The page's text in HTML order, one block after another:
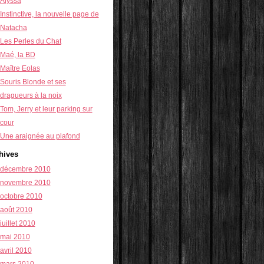
Instinctive, la nouvelle page de
Natacha
Les Perles du Chat
Maé, la BD
Maître Eolas
Souris Blonde et ses
dragueurs à la noix
Tom, Jerry et leur parking sur
cour
Une araignée au plafond
décembre 2010
novembre 2010
octobre 2010
août 2010
juillet 2010
mai 2010
avril 2010